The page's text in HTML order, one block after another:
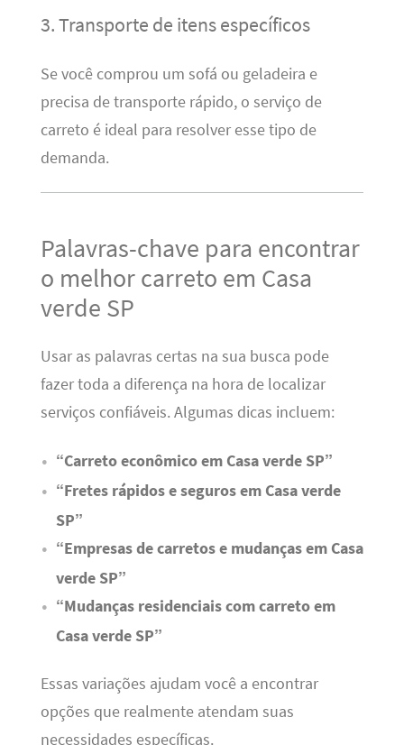
3. Transporte de itens específicos
Se você comprou um sofá ou geladeira e
precisa de transporte rápido, o serviço de
carreto é ideal para resolver esse tipo de
demanda.
Palavras-chave para encontrar
o melhor carreto em Casa
verde SP
Usar as palavras certas na sua busca pode
fazer toda a diferença na hora de localizar
serviços confiáveis. Algumas dicas incluem:
“Carreto econômico em Casa verde SP”
“Fretes rápidos e seguros em Casa verde
SP”
“Empresas de carretos e mudanças em Casa
verde SP”
“Mudanças residenciais com carreto em
Casa verde SP”
Essas variações ajudam você a encontrar
opções que realmente atendam suas
necessidades específicas.